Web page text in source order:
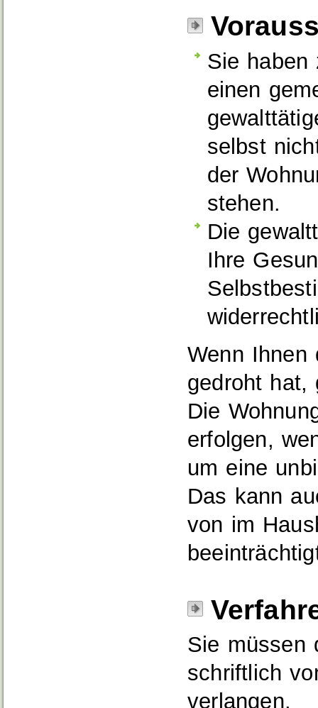
Sie haben
einen
selbst
der
stehen.
Die
Ihre
Wenn Ihnen
gedroht hat,
Die
erfolgen,
um eine
Das kann
von im
Sie müssen
schriftlich
verlangen.